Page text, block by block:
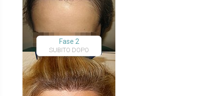
Fase 2
SUBITO DOPO